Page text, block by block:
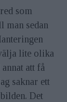
som
man sedan
lite olika
att få
saknar ett
Det